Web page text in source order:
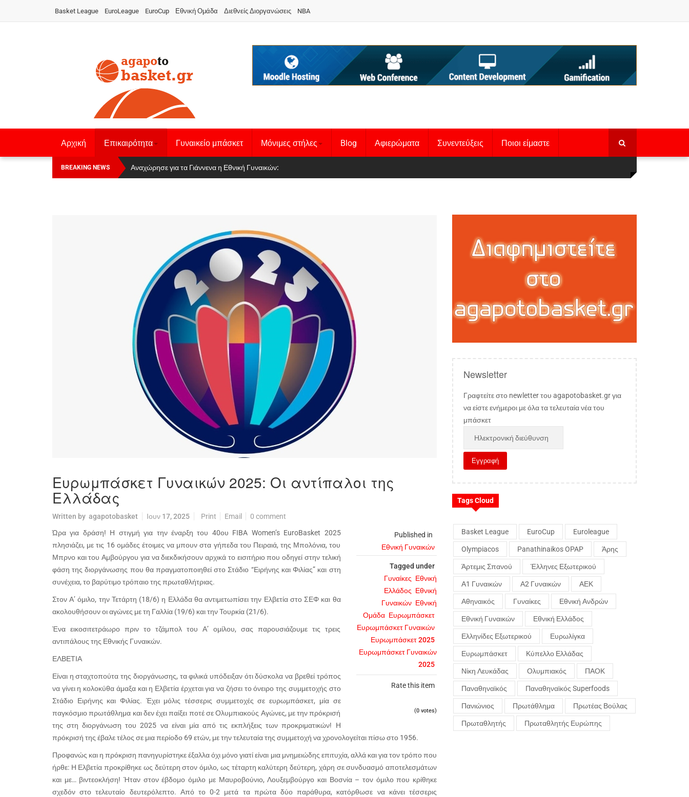
Basket League EuroLeague EuroCup Εθνική Ομάδα Διεθνείς Διοργανώσεις NBA
Αρχική Επικαιρότητα Γυναικείο μπάσκετ Μόνιμες στήλες Blog Αφιερώματα Συνεντεύξεις Ποιοι είμαστε
BREAKING NEWS Οι Πάνθηρες Καβάλας στην Women Basketball League 1
Αναχώρησε για τα Γιάννενα η Εθνική Γυναικών:
Ευρωμπάσκετ Γυναικών 2025: Οι αντίπαλοι της
Ελλάδας
Written by agapotobasket Ιουν 17, 2025 Print Email 0 comment
Published in
Εθνική Γυναικών
Tagged under
Γυναίκες Εθνική
Ελλάδος Εθνική
Γυναικών Εθνική
Ομάδα Ευρωμπάσκετ
Ευρωμπάσκετ Γυναικών
Ευρωμπάσκετ 2025
Ευρωμπάσκετ Γυναικών
2025
Rate this item
(0 votes)
Ώρα για δράση! Η στιγμή για την έναρξη του 40ου FIBA Women’s EuroBasket 2025
πλησιάζει, με τις 16 ομάδες έτοιμες να μπουν στα γήπεδα του Πειραιά, της Μπολόνια, του
Μπρνο και του Αμβούργου για να διεκδικήσουν αρχικά το εισιτήριο που οδηγεί στην τελική
φάση της διοργάνωσης που θα πραγματοποιηθεί στο Στάδιο “Ειρήνης και Φιλίας” και στη
συνέχεια, το βαρύτιμο τρόπαιο της πρωταθλήτριας.
Στον Α’ όμιλο, την Τετάρτη (18/6) η Ελλάδα θα αντιμετωπίσει την Ελβετία στο ΣΕΦ και θα
ακολουθήσουν οι αγώνες με τη Γαλλία (19/6) και την Τουρκία (21/6).
Ένα εικοσιτετράωρο πριν το τζάμπολ του Α’ ομίλου, σας παρουσιάζουμε τις τρεις
αντιπάλους της Εθνικής Γυναικών.
ΕΛΒΕΤΙΑ
Είναι η σταχτοπούτα της διοργάνωσης, τα φιλικά υπόδειξαν ότι δύσκολα να βρεθεί τρόπος
να γίνει η κολοκύθα άμαξα και η Ελβετία έρχεται για να ζήσει το όνειρο της συμμετοχής στο
Στάδιο Ειρήνης και Φιλίας. Έχει μόλις τέσσερις συμμετοχές σε ευρωμπάσκετ, μία σε
παγκόσμιο πρωτάθλημα και δεν έχει παίξει ποτέ σε Ολυμπιακούς Αγώνες, με την πρόκρισή
της στη διοργάνωση του 2025 να είναι μία από τις εκπλήξεις των προκριματικών! Η
πρόκρισή της έβαλε τέλος σε μια περίοδο 69 ετών, με την τελευταία της συμμετοχή να χρονολογείται πίσω στο 1956.
Προφανώς και η πρόκριση πανηγυρίστηκε έξαλλα όχι μόνο γιατί είναι μια μνημειώδης επιτυχία, αλλά και για τον τρόπο που
ήρθε: Η Ελβετία προκρίθηκε ως δεύτερη στον όμιλο, ως τέταρτη καλύτερη δεύτερη, χάρη σε συνδυασμό αποτελεσμάτων
και με… βιντεοκλήση! Ήταν στον έβδομο όμιλο με Μαυροβούνιο, Λουξεμβούργο και Βοσνία – τον όμιλο που κρίθηκε
σχεδόν στο τελευταίο δευτερόλεπτο. Από το 0-2 μετά τα πρώτα δύο παράθυρα, κατόρθωσε να κάνει τέσσερις
Newsletter
Γραφτείτε στο newletter του agapotobasket.gr για
να είστε ενήμεροι με όλα τα τελευταία νέα του
μπάσκετ
Tags Cloud
Basket League EuroCup Euroleague
Olympiacos Panathinaikos OPAP Άρης
Άρτεμις Σπανού Έλληνες Εξωτερικού
Α1 Γυναικών Α2 Γυναικών ΑΕΚ
Αθηναικός Γυναίκες Εθνική Ανδρών
Εθνική Γυναικών Εθνική Ελλάδος
Ελληνίδες Εξωτερικού Ευρωλίγκα
Ευρωμπάσκετ Κύπελλο Ελλάδας
Νίκη Λευκάδας Ολυμπιακός ΠΑΟΚ
Παναθηναϊκός Παναθηναϊκός Superfoods
Πανιώνιος Πρωτάθλημα Πρωτέας Βούλας
Πρωταθλητής Πρωταθλητής Ευρώπης